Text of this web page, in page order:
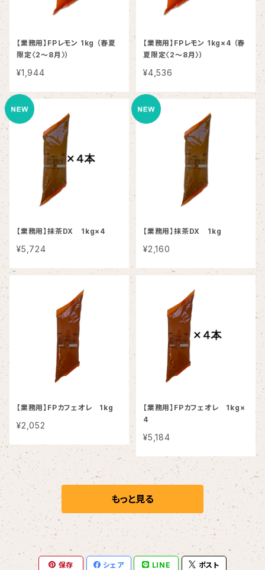
【業務用】FPレモン 1kg （春夏
限定〈2～8月〉）
¥1,944
【業務用】FPレモン 1kg×4 （春
夏限定〈2～8月〉）
¥4,536
【業務用】抹茶DX 1kg×4
¥5,724
【業務用】抹茶DX 1kg
¥2,160
【業務用】FPカフェオレ 1kg
¥2,052
【業務用】FPカフェオレ 1kg×
4
¥5,184
もっと見る
保存 シェア LINE ポスト